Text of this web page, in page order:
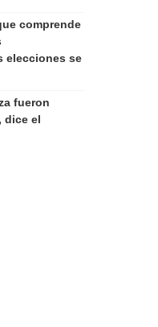
comprende
elecciones se
fueron
dice el